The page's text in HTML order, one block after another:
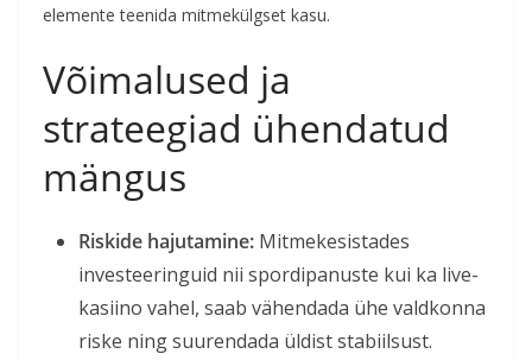
elemente teenida mitmekülgset kasu.
Võimalused ja
strateegiad ühendatud
mängus
Riskide hajutamine: Mitmekesistades
investeeringuid nii spordipanuste kui ka live-
kasiino vahel, saab vähendada ühe valdkonna
riske ning suurendada üldist stabiilsust.